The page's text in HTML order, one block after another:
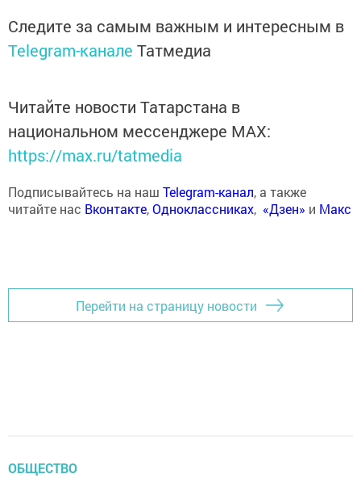
Следите за самым важным и интересным в
Telegram-канале Татмедиа
Читайте новости Татарстана в
национальном мессенджере MАХ:
https://max.ru/tatmedia
Подписывайтесь на наш Telegram-канал, а также
читайте нас Вконтакте,Одноклассниках, «Дзен» и Макс
Перейти на страницу новости
ОБЩЕСТВО